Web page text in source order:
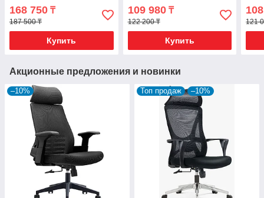
168 750 ₸
187 500 ₸
Купить
109 980₸
122 200 ₸
Купить
121
Акционные предложения и новинки
–10% Топ продаж –10%